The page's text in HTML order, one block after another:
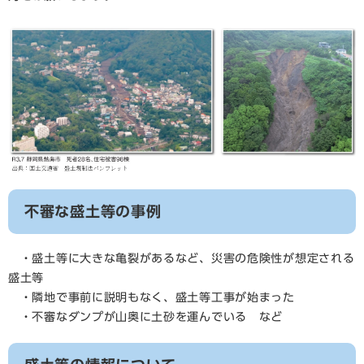
不審な盛土等の事例
・盛土等に大きな亀裂があるなど、災害の危険性が想定される
盛土等
・隣地で事前に説明もなく、盛土等工事が始まった
・不審なダンプが山奥に土砂を運んでいる など